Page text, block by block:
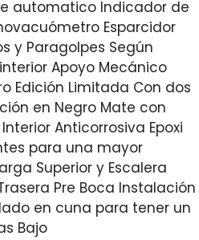
automatico Indicador de
Esparcidor
y Paragolpes Según
Apoyo Mecánico
Edición Limitada Con dos
en Negro Mate con
Anticorrosiva Epoxi
para una mayor
Superior y Escalera
Pre Boca Instalación
en cuna para tener un
Bajo